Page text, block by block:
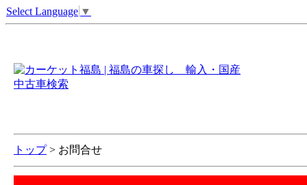
Select Language ▼
トップ> お問合せ